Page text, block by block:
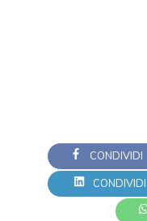
CONDIVIDI
CONDIVIDI